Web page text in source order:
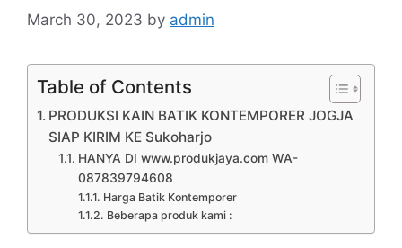
March 30, 2023 by admin
Table of Contents
PRODUKSI KAIN BATIK KONTEMPORER JOGJA
SIAP KIRIM KE Sukoharjo
HANYA DI www.produkjaya.com WA-
087839794608
Harga Batik Kontemporer
Beberapa produk kami :